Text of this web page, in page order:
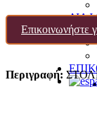
Επικοινωνήστε
Περιγραφή: